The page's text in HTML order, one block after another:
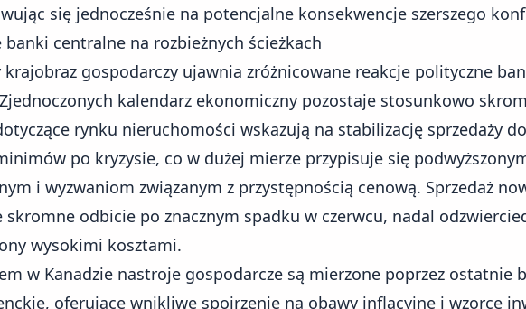
się jednocześnie na potencjalne konsekwencje szerszego
banki centralne na rozbieżnych ścieżkach
krajobraz gospodarczy ujawnia zróżnicowane reakcje polityczne
kalendarz ekonomiczny pozostaje stosunkowo
rynku nieruchomości wskazują na stabilizację sprzedaży
po kryzysie, co w dużej mierze przypisuje się
i wyzwaniom związanym z przystępnością cenową. Sprzedaż
skromne odbicie po znacznym spadku w czerwcu, nadal
wysokimi kosztami.
w Kanadzie nastroje gospodarcze są mierzone poprzez ostatnie
oferujące wnikliwe spojrzenie na obawy inflacyjne i wzorce